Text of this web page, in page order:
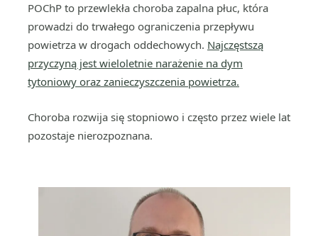
POChP to przewlekła choroba zapalna płuc, która
prowadzi do trwałego ograniczenia przepływu
powietrza w drogach oddechowych. Najczęstszą
przyczyną jest wieloletnie narażenie na dym
tytoniowy oraz zanieczyszczenia powietrza.
Choroba rozwija się stopniowo i często przez wiele lat
pozostaje nierozpoznana.